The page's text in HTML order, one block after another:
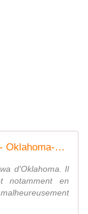
Paroles d'un sage de la tribu Kiowa - Oklahoma-Occitania
d'Oklahoma. Il
notamment en